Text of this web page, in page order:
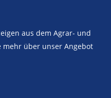
aus dem Agrar- und
mehr über unser Angebot